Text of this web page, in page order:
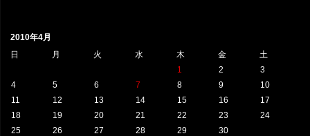
ー
2010年4月
日
月 火 水 木 金
土
1
2
3
4
5 6 7 8 9
10
11
12 13 14 15 16
17
18
19 20 21 22 23
24
25
26 27 28 29 30